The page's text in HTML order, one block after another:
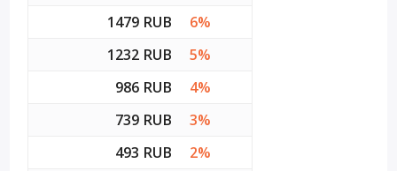
1479 RUB
6%
1232 RUB
5%
986 RUB
4%
739 RUB
3%
493 RUB
2%